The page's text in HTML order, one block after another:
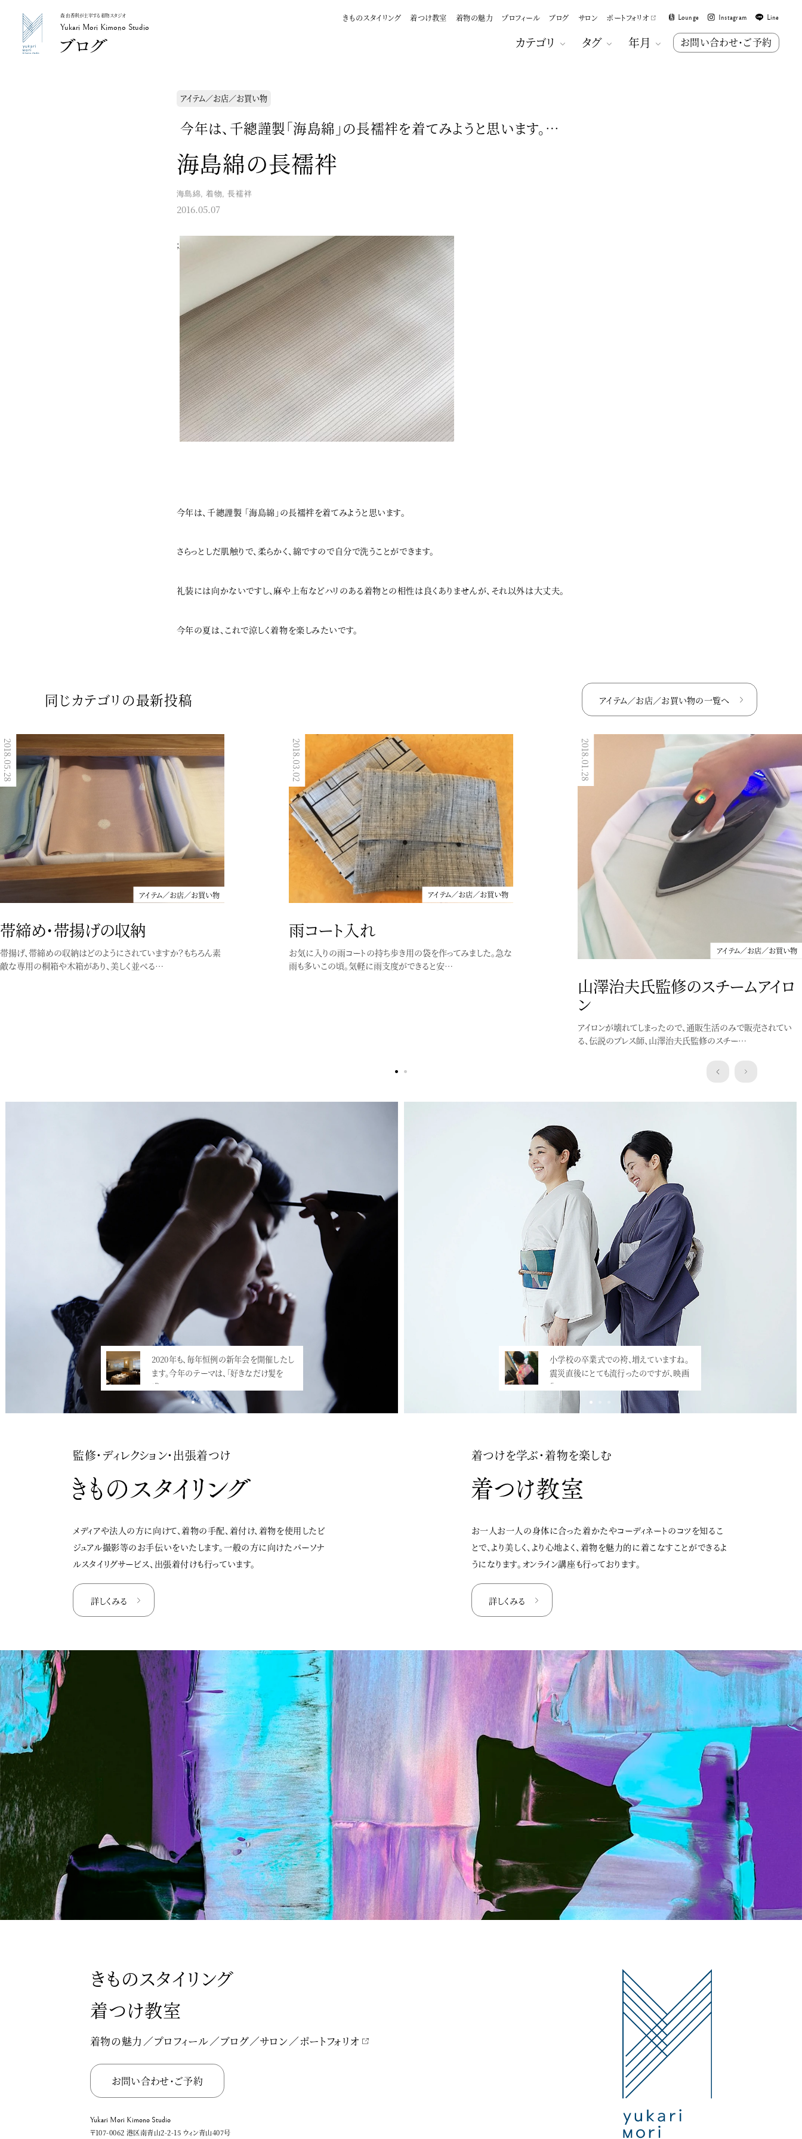
Yukari Mori Kimono Studio
森 由香利が主宰する着物スタジオ
Yukari Mori Kimono Studio
きものスタイリング 着つけ教室 着物の魅力 プロフィール ブログ サロン ポートフォリオ Lounge Instagram Line
カテゴリ タグ 年月 お問い合わせ・ご予約
アイテム／お店／お買い物
今年は、千總謹製「海島綿」の長襦袢を着てみようと思います。…
海島綿の長襦袢
海島綿,着物,長襦袢
2016.05.07
;
今年は、千總謹製 「海島綿」の長襦袢を着てみようと思います。
さらっとしだ肌触りで、柔らかく、綿ですので自分で洗うことができます。
礼装には向かないですし、麻や上布などハリのある着物との相性は良くありませんが、それ以外は大丈夫。
今年の夏は、これで涼しく着物を楽しみたいです。
同じカテゴリの最新投稿 アイテム／お店／お買い物の一覧へ
2018.05.28
アイテム／お店／お買い物
帯締め・帯揚げの収納
帯揚げ、帯締めの収納はどのようにされていますか？もちろん素
敵な専用の桐箱や木箱があり、美しく並べる…
2018.03.02
アイテム／お店／お買い物
雨コート入れ
お気に入りの雨コートの持ち歩き用の袋を作ってみました。急な
雨も多いこの頃。気軽に雨支度ができると安…
2018.01.28
アイテム／お店／お買い物
山澤治夫氏監修のスチームアイロ
ン
アイロンが壊れてしまったので、通販生活のみで販売されてい
る、伝説のプレス師、山澤治夫氏監修のスチー…
2017.10.17 2017.10.01
アイテム／お店／お買い物
着物を包むときには？
旅行に行く時、お稽古等で着物を運ぶ時、どうされてますか？畳
紙のまま運ぶのは大変なので、ひとまと…
2017.09.30
アイテム／お店／お買い物
監修・ディレクション・出張着つけ
メディアや法人の方に向けて、着物の手配、着付け、着物を使用したビ
ジュアル撮影等のお手伝いをいたします。一般の方に向けたパーソナ
ルスタイリグサービス、出張着付けも行っています。
詳しくみる
2020年も、毎年恒例の新年会を開催したし
ます。今年のテーマは、「好きなだけ髪を
盛…<
2015年の新年会は、コンラッド東京アネック
ス＠汐留でした。ダークな落ち着いた…<
着つけを学ぶ・着物を楽しむ
お一人お一人の身体に合った着かたやコーディネートのコツを知るこ
とで、より美しく、より心地よく、着物を魅力的に着こなすことができるよ
うになります。オンライン講座も行っております。
詳しくみる
小学校の卒業式での袴、増えていますね。
震災直後にとても流行ったのですが、映画
「…<
豪華なお振袖+袴で卒業式へ。美人で身長
も高いので、大振袖がとても華やかな雰囲
きものスタイリング
着つけ教室
着物の魅力 プロフィール ブログ サロン ポートフォリオ
お問い合わせ・ご予約
Yukari Mori Kimono Studio
〒107-0062 港区南青山2-2-15 ウィン青山407号